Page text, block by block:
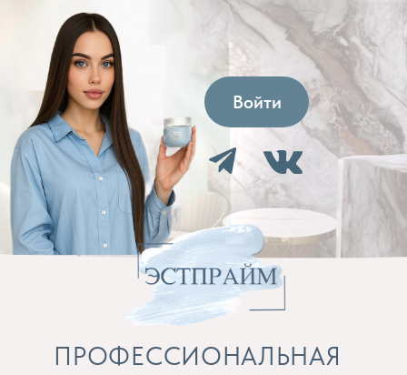
Препараты для косметолога и расходные
материалы
ПРОФЕССИОНАЛЬНАЯ
КОСМЕТИКА
Бренды